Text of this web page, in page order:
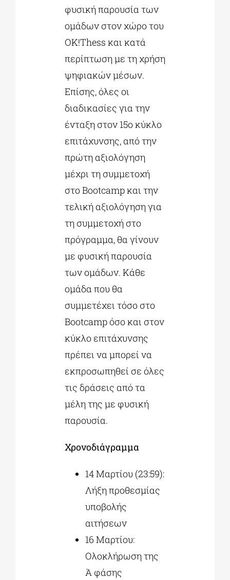
φυσική παρουσία των
ομάδων στον χώρο του
ΟΚ!Τhess και κατά
περίπτωση με τη χρήση
ψηφιακών μέσων.
Επίσης, όλες οι
διαδικασίες για την
ένταξη στον 15ο κύκλο
επιτάχυνσης, από την
πρώτη αξιολόγηση
μέχρι τη συμμετοχή
στο Bootcamp και την
τελική αξιολόγηση για
τη συμμετοχή στο
πρόγραμμα, θα γίνουν
με φυσική παρουσία
των ομάδων. Κάθε
ομάδα που θα
συμμετέχει τόσο στο
Bootcamp όσο και στον
κύκλο επιτάχυνσης
πρέπει να μπορεί να
εκπροσωπηθεί σε όλες
τις δράσεις από τα
μέλη της με φυσική
παρουσία.
Χρονοδιάγραμμα
14 Μαρτίου (23:59):
Λήξη προθεσμίας
υποβολής
αιτήσεων
16 Μαρτίου:
Ολοκλήρωση της
Ά φάσης